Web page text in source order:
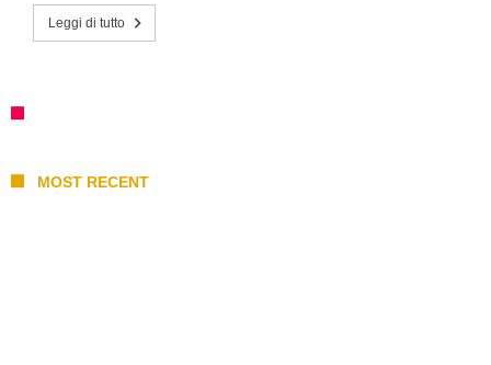
Leggi di tutto
MOST RECENT